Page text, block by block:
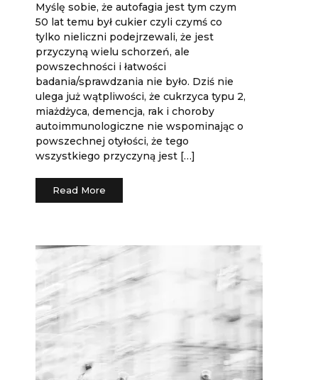
Myślę sobie, że autofagia jest tym czym
50 lat temu był cukier czyli czymś co
tylko nieliczni podejrzewali, że jest
przyczyną wielu schorzeń, ale
powszechności i łatwości
badania/sprawdzania nie było. Dziś nie
ulega już wątpliwości, że cukrzyca typu 2,
miażdżyca, demencja, rak i choroby
autoimmunologiczne nie wspominając o
powszechnej otyłości, że tego
wszystkiego przyczyną jest […]
Read More